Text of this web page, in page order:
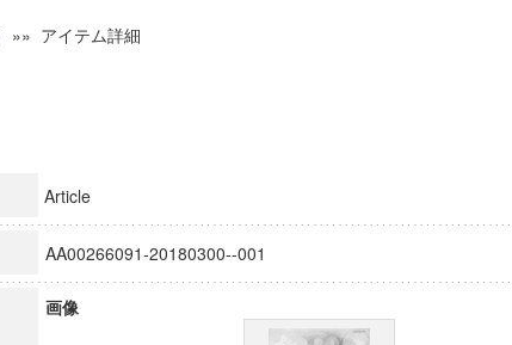
»» アイテム詳細
Article
AA00266091-20180300--001
画像